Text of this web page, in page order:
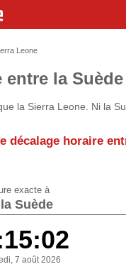
Leone
entre la
la Sierra Leone. Ni la
décalage horaire
exacte à
la Suède
7 août 2026